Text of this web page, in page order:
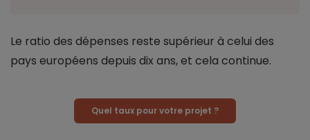
Le ratio des dépenses reste supérieur à celui des
pays européens depuis dix ans, et cela continue.
Quel taux pour votre projet ?